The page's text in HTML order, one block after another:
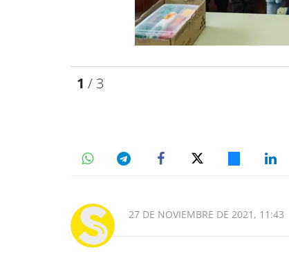
1 / 3
27 DE NOVIEMBRE DE 2021, 11:43